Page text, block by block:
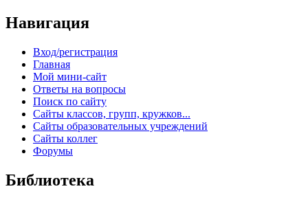
Навигация
Вход/регистрация
Главная
Мой мини-сайт
Ответы на вопросы
Поиск по сайту
Сайты классов, групп, кружков...
Сайты образовательных учреждений
Сайты коллег
Форумы
Библиотека